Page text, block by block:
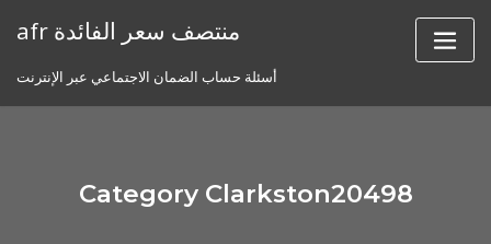
afr منتصف سعر الفائدة
أسئلة حساب الضمان الاجتماعي عبر الإنترنت
Category Clarkston20498